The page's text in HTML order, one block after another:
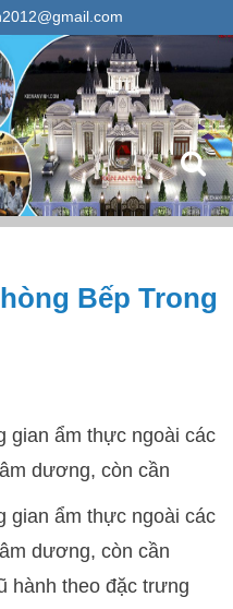
Bếp Trong
gian ẩm thực ngoài các
dương, còn cần
gian ẩm thực ngoài các
dương, còn cần
hành theo đặc trưng